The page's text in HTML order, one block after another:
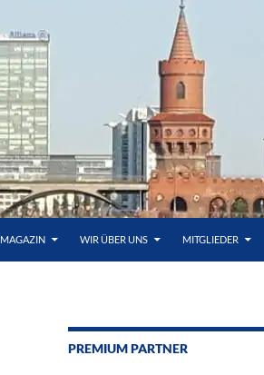
MAGAZIN WIR ÜBER UNS MITGLIEDER
PREMIUM PARTNER